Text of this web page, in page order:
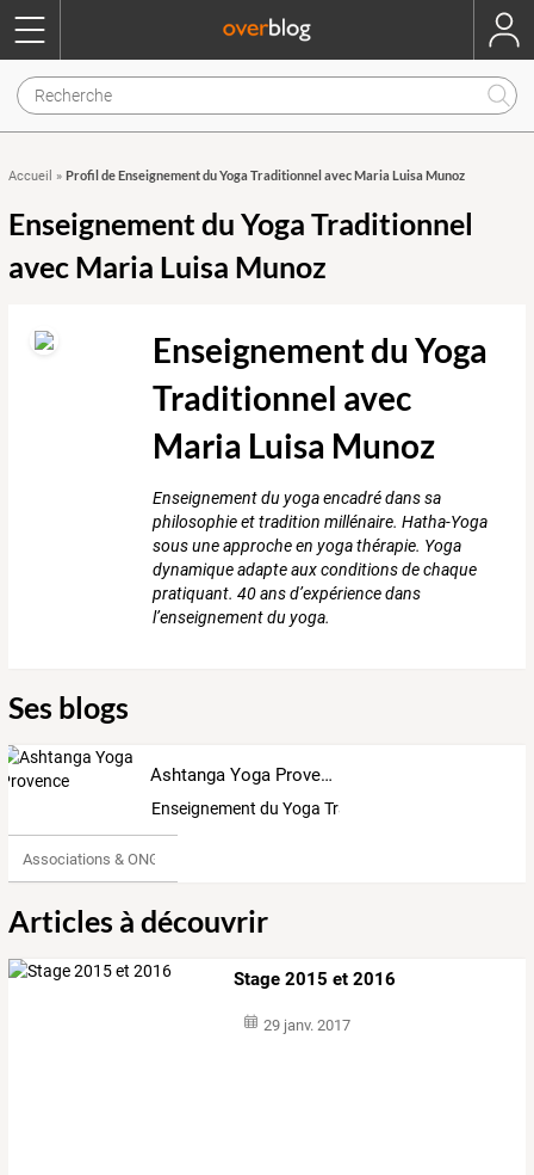
Accueil » Profil de Enseignement du Yoga Traditionnel avec Maria Luisa Munoz
Enseignement du Yoga Traditionnel
avec Maria Luisa Munoz
Enseignement du Yoga
Traditionnel avec
Maria Luisa Munoz
Enseignement du yoga encadré dans sa
philosophie et tradition millénaire. Hatha-Yoga
sous une approche en yoga thérapie. Yoga
dynamique adapte aux conditions de chaque
pratiquant. 40 ans d’expérience dans
l’enseignement du yoga.
Ses blogs
Ashtanga Yoga Provence
Enseignement du Yoga Traditionnel avec Maria
Associations & ONG
Articles à découvrir
Stage 2015 et 2016
29 janv. 2017